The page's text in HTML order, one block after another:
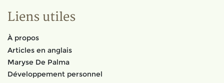
Liens utiles
À propos
Articles en anglais
Maryse De Palma
Développement personnel